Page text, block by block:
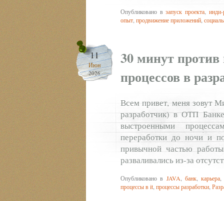
Опубликовано взапуск проекта инди-
опыт продвижение приложений
11
Июн
2026
30 минут
процессов в
Всем привет, меня зовут
разработчик) в ОТП
выстроенными
переработки до ночи и
привычной частью
разваливались из-за
Опубликовано в JAVA банк, карьера
процессы в it процессы разработки